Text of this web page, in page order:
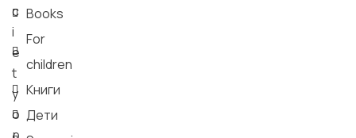
c
i
e
t
y
o
Books
For
children
Книги
Дети